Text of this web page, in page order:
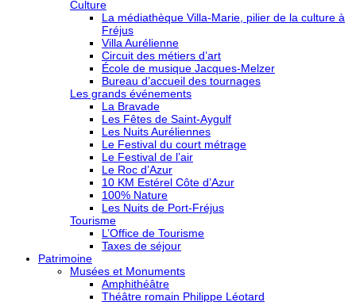
Culture
La médiathèque Villa-Marie, pilier de la culture à
Fréjus
Villa Aurélienne
Circuit des métiers d’art
École de musique Jacques-Melzer
Bureau d’accueil des tournages
Les grands événements
La Bravade
Les Fêtes de Saint-Aygulf
Les Nuits Auréliennes
Le Festival du court métrage
Le Festival de l’air
Le Roc d’Azur
10 KM Estérel Côte d’Azur
100% Nature
Les Nuits de Port-Fréjus
Tourisme
L’Office de Tourisme
Taxes de séjour
Patrimoine
Musées et Monuments
Amphithéâtre
Théâtre romain Philippe Léotard